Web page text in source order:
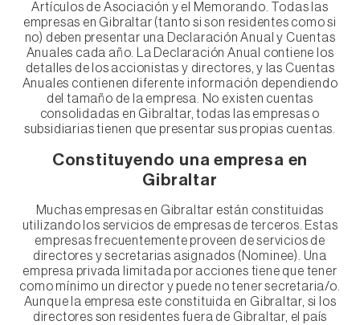
Artículos de Asociación y el Memorando. Todas las
empresas en Gibraltar (tanto si son residentes como si
no) deben presentar una Declaración Anual y Cuentas
Anuales cada año. La Declaración Anual contiene los
detalles de los accionistas y directores, y las Cuentas
Anuales contienen diferente información dependiendo
del tamaño de la empresa. No existen cuentas
consolidadas en Gibraltar, todas las empresas o
subsidiarias tienen que presentar sus propias cuentas.
Constituyendo una empresa en
Gibraltar
Muchas empresas en Gibraltar están constituidas
utilizando los servicios de empresas de terceros. Estas
empresas frecuentemente proveen de servicios de
directores y secretarias asignados (Nominee). Una
empresa privada limitada por acciones tiene que tener
como mínimo un director y puede no tener secretaria/o.
Aunque la empresa este constituida en Gibraltar, si los
directores son residentes fuera de Gibraltar, el país